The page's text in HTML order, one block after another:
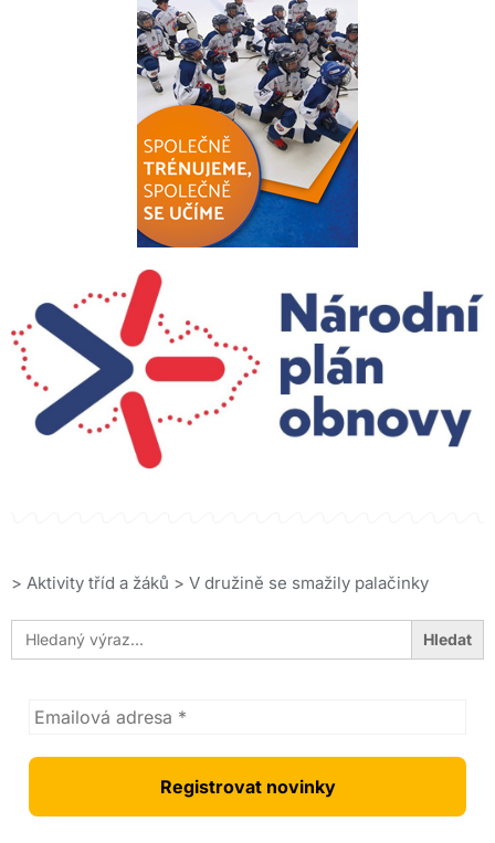
> Aktivity tříd a žáků > V družině se smažily palačinky
Search
for: